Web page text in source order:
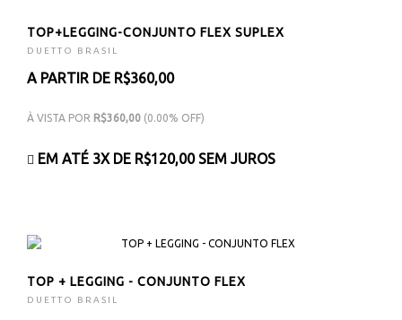
TOP+LEGGING-CONJUNTO FLEX SUPLEX
DUETTO BRASIL
A PARTIR DE R$360,00
À VISTA POR R$360,00 (0.00% OFF)
EM ATÉ 3X DE R$120,00SEM JUROS
TOP + LEGGING - CONJUNTO FLEX
DUETTO BRASIL